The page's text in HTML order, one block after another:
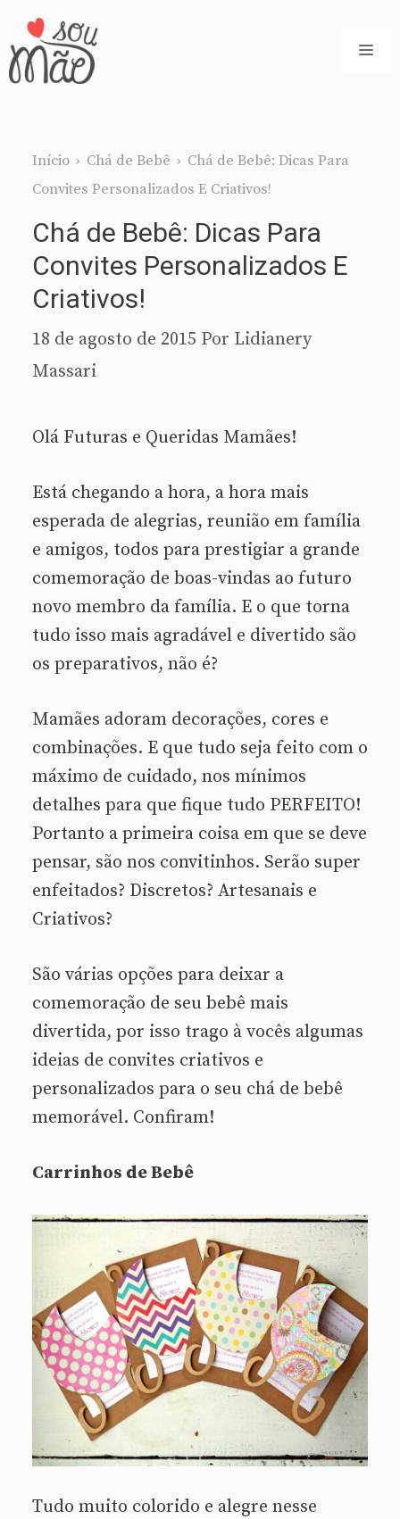
Pular
para
Início › Chá de Bebê › Chá de Bebê: Dicas Para
Convites Personalizados E Criativos!
Chá de Bebê: Dicas Para
Convites Personalizados E
Criativos!
18 de agosto de 2015 Por Lidianery
Massari
Olá Futuras e Queridas Mamães!
Está chegando a hora, a hora mais
esperada de alegrias, reunião em família
e amigos, todos para prestigiar a grande
comemoração de boas-vindas ao futuro
novo membro da família. E o que torna
tudo isso mais agradável e divertido são
os preparativos, não é?
Mamães adoram decorações, cores e
combinações. E que tudo seja feito com o
máximo de cuidado, nos mínimos
detalhes para que fique tudo PERFEITO!
Portanto a primeira coisa em que se deve
pensar, são nos convitinhos. Serão super
enfeitados? Discretos? Artesanais e
Criativos?
São várias opções para deixar a
comemoração de seu bebê mais
divertida, por isso trago à vocês algumas
ideias de convites criativos e
personalizados para o seu chá de bebê
memorável. Confiram!
Carrinhos de Bebê
Tudo muito colorido e alegre nesse